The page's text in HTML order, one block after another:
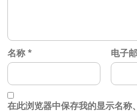
名称 * 电子
在此浏览器中保存我的显示名称